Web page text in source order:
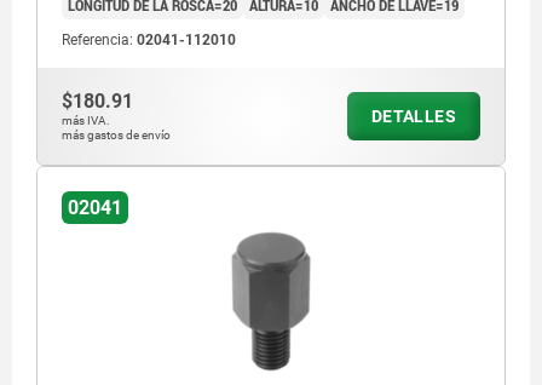
LONGITUD DE LA ROSCA=20 ALTURA=10 ANCHO DE LLAVE=19
Referencia: 02041-112010
$180.91
más IVA.
más gastos de envío
DETALLES
02041